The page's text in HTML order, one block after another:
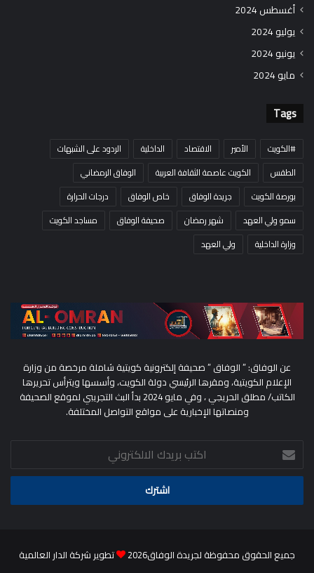
أغسطس 2024
يوليو 2024
يونيو 2024
مايو 2024
Tags
#الكويت الأمير الاقتصاد الداخلية
الردود على الشبهات
الطقس
الكويت عاصمة الثقافة العربية
الوفاق الرمضاني
بورصة الكويت
جريدة الوفاق خاص الوفاق
درجات الحرارة
سمو ولي العهد
شهر رمضان صحيفة الوفاق
مساجد الكويت
وزارة الداخلية
ولي العهد
عن الوفاق: ” الوفاق ” صحيفة إلكترونية كويتية شاملة مرخصة من وزارة
الإعلام الكويتية، ومقرها الرئيسي دولة الكويت، وأسسها ويترأس تحريرها
الكاتب/ مطلق الحريجي ، وفي مايو 2024 بدأ البث التجريبي لموقع الصحيفة
ومنصاتها الإخبارية على مواقع التواصل المختلفة.
اكتب
بريدك
الالكتروني
جميع الحقوق محفوظة لجريدة الوفاق2026 تطوير شركة الدار العالمية